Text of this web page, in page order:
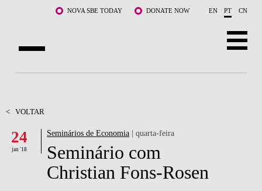
Saltar para o conteúdo principalNOVA SBE TODAY DONATE NOW EN PT CN
DOCENTES E INVESTIGAÇÃO
COMUNIDADE
< VOLTAR
24
jan '18
Seminários de Economia | quarta-feira
Seminário com
Christian Fons-Rosen